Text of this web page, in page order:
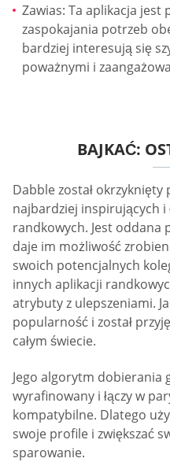
Zawias: Ta aplikacja jest
zaspokajania potrzeb
bardziej interesują się
poważnymi i
BAJKAĆ:
Dabble został
najbardziej inspirujących i
randkowych. Jest
daje im możliwość
swoich potencjalnych
innych aplikacji
atrybuty z ulepszeniami.
popularność i został
całym świecie.
Jego algorytm dobierania
wyrafinowany i łączy w
kompatybilne. Dlatego
swoje profile i zwiększać
sparowanie.